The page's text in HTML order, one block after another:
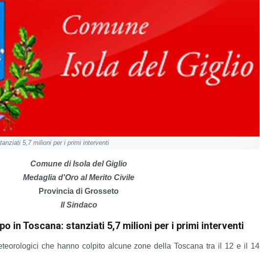
5,7 milioni per i primi interventi
Comune di Isola del Giglio
Medaglia d'Oro al Merito Civile
Provincia di Grosseto
Il Sindaco
in Toscana: stanziati 5,7 milioni per i primi interventi
che hanno colpito alcune zone della Toscana tra il 12 e il 14